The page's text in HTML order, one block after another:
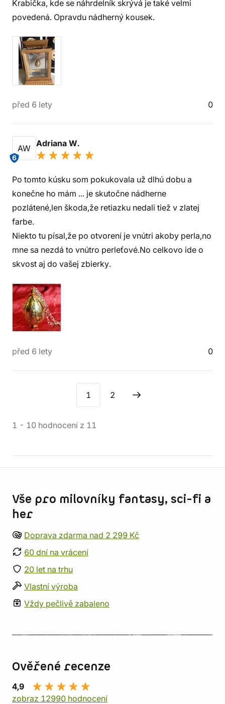
Krabička, kde se náhrdelník skrývá je také velmi
povedená. Opravdu nádherný kousek.
před 6 lety 0
AW
6
Adriana W.
Po tomto kúsku som pokukovala už dlhú dobu a
konečne ho mám ... je skutočne nádherne
pozlátené,len škoda,že retiazku nedali tiež v zlatej
farbe.
Niekto tu písal,že po otvorení je vnútri akoby perla,no
mne sa nezdá to vnútro perleťové.No celkovo ide o
skvost aj do vašej zbierky.
před 6 lety 0
1 2
1 - 10 hodnocení z 11
Vše pro milovníky fantasy, sci-fi a
her
Doprava zdarma nad 2 299 Kč
60 dní na vrácení
20 let na trhu
Vlastní výroba
Vždy pečlivě zabaleno
Ověřené recenze
4,9
zobraz 12990 hodnocení